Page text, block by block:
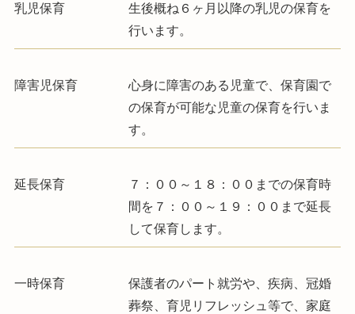
乳児保育
生後概ね６ヶ月以降の乳児の保育を
行います。
障害児保育
心身に障害のある児童で、保育園で
の保育が可能な児童の保育を行いま
す。
延長保育
７：００～１８：００までの保育時
間を７：００～１９：００まで延長
して保育します。
一時保育
保護者のパート就労や、疾病、冠婚
葬祭、育児リフレッシュ等で、家庭